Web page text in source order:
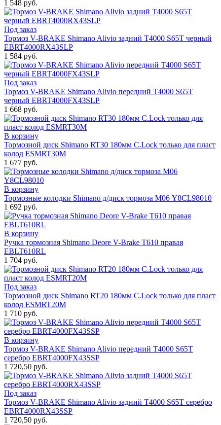
1 548 руб.
Под заказ
Тормоз V-BRAKE Shimano Alivio задний T4000 S65T черный
EBRT4000RX43SLP
1 584 руб.
Под заказ
Тормоз V-BRAKE Shimano Alivio передний T4000 S65T
черный EBRT4000FX43SLP
1 668 руб.
В корзину
Тормозной диск Shimano RT30 180мм C.Lock только для пласт
колод ESMRT30M
1 677 руб.
В корзину
Тормозные колодки Shimano д/диск тормоза М06 Y8CL98010
1 692 руб.
В корзину
Ручка тормозная Shimano Deore V-Brake T610 правая
EBLT610RL
1 704 руб.
Под заказ
Тормозной диск Shimano RT20 180мм C.Lock только для пласт
колод ESMRT20M
1 710 руб.
В корзину
Тормоз V-BRAKE Shimano Alivio передний T4000 S65T
серебро EBRT4000FX43SSP
1 720,50 руб.
Под заказ
Тормоз V-BRAKE Shimano Alivio задний T4000 S65T серебро
EBRT4000RX43SSP
1 720,50 руб.